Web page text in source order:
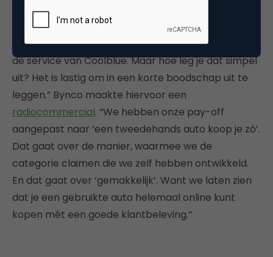
vraag: gaan we positioneren op online kopen of op
de pijnpunten die de koper van een tweedehands
auto ervaart? We zijn de Bol.com voor auto’s met
de service van Coolblue. Maar hoe leg je dat simpel
uit? Het is lastig om in een korte boodschap uit te
leggen.” Bynco maakte hiervoor een
radiocommercial. “We hebben onze pay-off
aangepast naar ‘een tweedehands auto koop je zó’.
Dat gaat over de manier, waarmee we de
categorie claimen die we zelf hebben ontwikkeld.
En dat gaat over ‘gemakkelijk’. Want we laten zien
dat je een gebruikte auto helemaal online kunt
kopen mét een goede klantbeleving.”